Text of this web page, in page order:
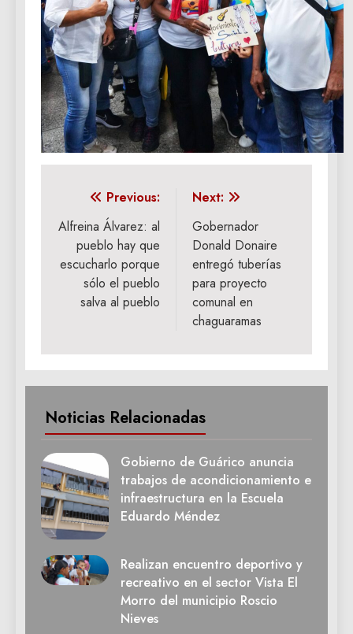
Navegación
de
entradas
Previous:
Alfreina Álvarez: al
pueblo hay que
escucharlo porque
sólo el pueblo
salva al pueblo
Next:
Gobernador
Donald Donaire
entregó tuberías
para proyecto
comunal en
chaguaramas
Noticias Relacionadas
Gobierno de Guárico anuncia
trabajos de acondicionamiento e
infraestructura en la Escuela
Eduardo Méndez
Realizan encuentro deportivo y
recreativo en el sector Vista El
Morro del municipio Roscio
Nieves